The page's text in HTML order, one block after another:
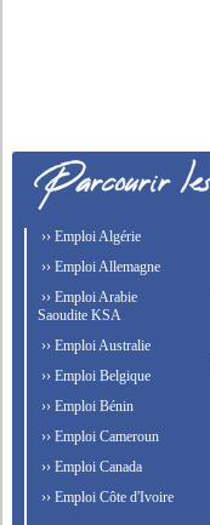
›› Emploi Algérie
›› Emploi Allemagne
›› Emploi Arabie
Saoudite KSA
›› Emploi Australie
›› Emploi Belgique
›› Emploi Bénin
›› Emploi Cameroun
›› Emploi Canada
›› Emploi Côte d'Ivoire